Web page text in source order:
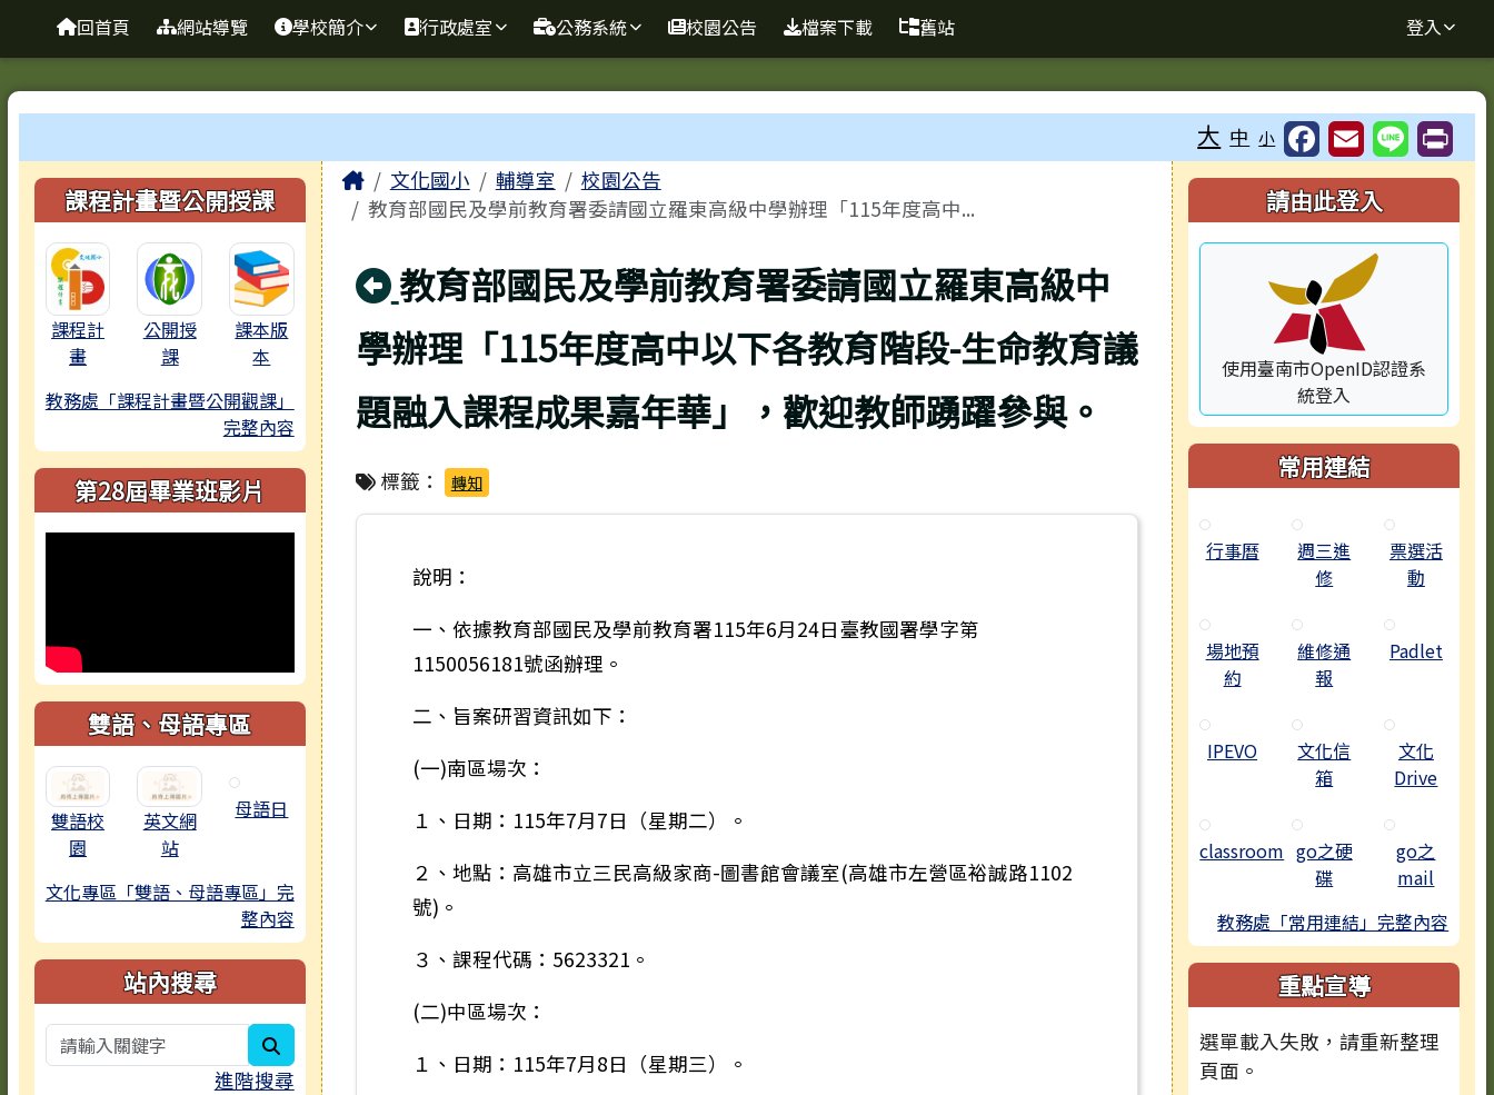
跳至主內容區
臺南市歸仁區文化國小全球資訊站
導覽列
回首頁 網站導覽 學校簡介 行政處室 公務系統 校園公告 檔案下載 舊站 登入
⏸
大 中 小
左邊區域內容
課程計畫暨公開授課
課程計
畫
公開授
課
課本版
本
教務處「課程計畫暨公開觀課」
完整內容
第28屆畢業班影片
雙語、母語專區
雙語校
園
英文網
站
母語日
文化專區「雙語、母語專區」完
整內容
站內搜尋
search
進階搜尋
主內容區域
Home文化國小 輔導室
校園公告
教育部國民及學前教育署委請國立羅東高級中學辦理「115年度高中...
回上頁
教育部國民及學前教育署委請國立羅東高級中
學辦理「115年度高中以下各教育階段-生命教育議
題融入課程成果嘉年華」，歡迎教師踴躍參與。
標籤： 轉知
說明：
一、依據教育部國民及學前教育署115年6月24日臺教國署學字第
1150056181號函辦理。
二、旨案研習資訊如下：
(一)南區場次：
１、日期：115年7月7日（星期二）。
２、地點：高雄市立三民高級家商-圖書館會議室(高雄市左營區裕誠路1102
號)。
３、課程代碼：5623321。
(二)中區場次：
１、日期：115年7月8日（星期三）。
右邊區域內容
請由此登入
使用臺南市OpenID認證系
統登入
常用連結
行事曆
週三進
修
票選活
動
場地預
約
維修通
報
Padlet
IPEVO
文化信
箱
文化
Drive
classroom go之硬
碟
go之
mail
教務處「常用連結」完整內容
重點宣導
選單載入失敗，請重新整理
頁面。
頁尾區域